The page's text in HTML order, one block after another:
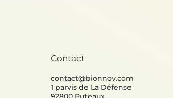
Contact
contact@bionnov.com
1 parvis de La Défense